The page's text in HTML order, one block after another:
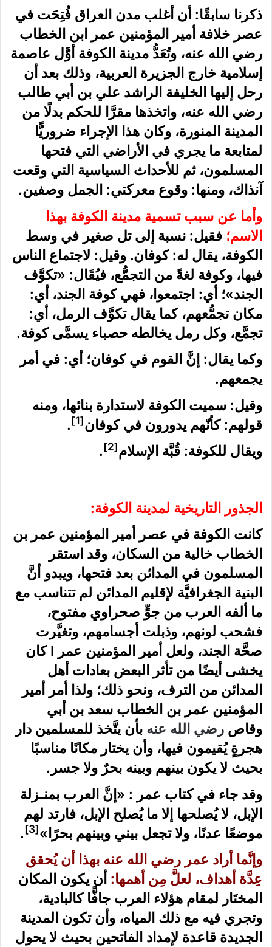
ذكرنا سابقًا: أن أغلب مدن العراق فُتِحَت في
عصر خلافة أمير المؤمنين عمر ابن الخطاب
رضي الله عنه، وتُعَدُّ مدينة الكوفة أوَّل عاصمة
إسلامية خارج الجزيرة العربية، وذلك بعد أن
رحل إليها الخليفة الراشد علي بن أبي طالب
رضي الله عنه، واتخذها مقرَّا للحكم بدلًا من
المدينة المنورة، وكان هذا الإجراء ضروريًّا
لمتابعة ما يجري في الأراضي التي فتحها
المسلمون، ثم للأحداث السياسية التي وقعت
آنذاك، ومنها: وقوع معركتي: الجمل وصفين.
وأما عن سبب تسمية مدينة الكوفة بهذا
الاسم؛ فقيل: نسبة إلى تل صغير في وسط
الكوفة، يقال له: كوفان. وقيل: لاجتماع الناس
فيها، وكوفة لغةً من التجمُّع، فيُقَال: «تكوَّف
الجند»؛ أي: اجتمعوا، فهي كوفة الجند، أي:
مكان تجمُّعهم، كما يقال تكوَّف الرمل، أي:
تجمَّع، وكل رمل يخالطه حصباء يسمَّى كوفة.
وكما يقال: إنَّ القوم في كوفان؛ أي: في أمر
يجمعهم.
وقيل: سميت الكوفة لاستدارة بنائها، ومنه
قولهم: كأنّهم يدورون في كوفان[1]
.
ويقال للكوفة: قُبَّة الإسلام[2]
.
الجذور التاريخية لمدينة الكوفة:
كانت الكوفة في عصر أمير المؤمنين عمر بن
الخطاب خالية من السكان، وقد استقر
المسلمون في المدائن بعد فتحها، ويبدو أنَّ
البنية الجغرافيَّة لإقليم المدائن لم تتناسب مع
ما ألفه العرب من جوٍّ صحراوي مفتوح،
فشحب لونهم، وذبلت أجسامهم، وتغيَّرت
صحَّة الجند، ولعل أمير المؤمنين عمر I كان
يخشى أيضًا من تأثر البعض بعادات أهل
المدائن من الترف، ونحو ذلك؛ ولذا أمر أمير
المؤمنين عمر بن الخطاب سعد بن أبي
وقاص رضي الله عنه بأن يتَّخذ للمسلمين دار
هجرةٍ يُقيمون فيها، وأن يختار مكانًا مناسبًا
بحيث لا يكون بينهم وبينه بحرٌ ولا جسر.
وقد جاء في كتاب عمر : «إنَّ العرب بمنـزلة
الإبل، لا يُصلحها إلا ما يُصلح الإبل، فارتد لهم
موضعًا عدنًا، ولا تجعل بيني وبينهم بحرًا»[3]
.
وإنَّما أراد عمر رضي الله عنه بهذا أن يُحقق
عِدَّة أهداف، لعلَّ مِن أهمها: أن يكون المكان
المختَار لمقام هؤلاء العرب جافًّا كالبادية،
وتجري فيه مع ذلك المياه، وأن تكون المدينة
الجديدة قاعدة لإمداد الفاتحين بحيث لا يحول